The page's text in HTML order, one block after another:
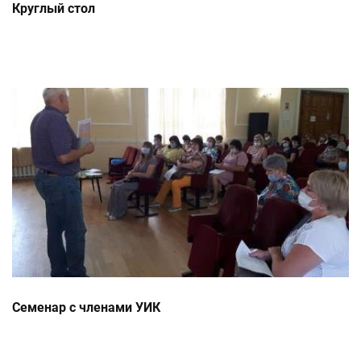
Круглый стол
Семенар с членами УИК